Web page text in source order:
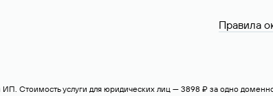
Правила
Стоимость услуги для юридических лиц — 3898 ₽ за одно